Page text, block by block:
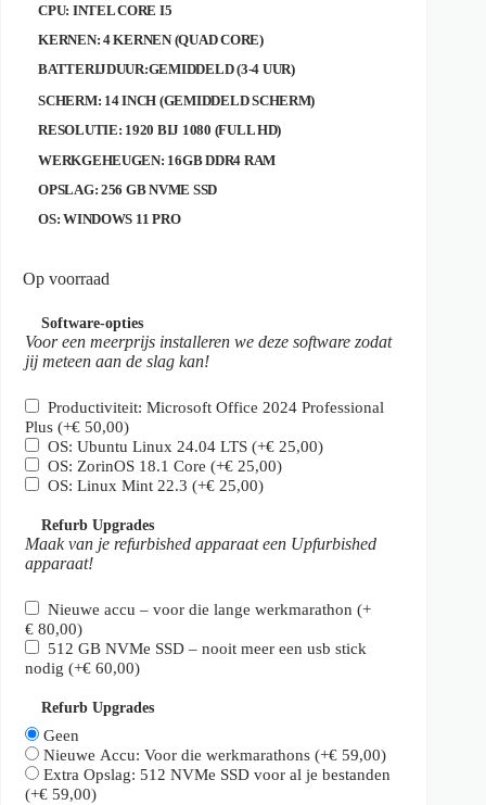
CPU: INTEL CORE I5
KERNEN: 4 KERNEN (QUAD CORE)
BATTERIJDUUR:GEMIDDELD (3-4 UUR)
SCHERM: 14 INCH (GEMIDDELD SCHERM)
RESOLUTIE: 1920 BIJ 1080 (FULL HD)
WERKGEHEUGEN: 16GB DDR4 RAM
OPSLAG: 256 GB NVME SSD
OS: WINDOWS 11 PRO
Op voorraad
Software-opties
Voor een meerprijs installeren we deze software zodat
jij meteen aan de slag kan!
Productiviteit: Microsoft Office 2024 Professional
Plus (+€ 50,00)
OS: Ubuntu Linux 24.04 LTS (+€ 25,00)
OS: ZorinOS 18.1 Core (+€ 25,00)
OS: Linux Mint 22.3 (+€ 25,00)
Refurb Upgrades
Maak van je refurbished apparaat een Upfurbished
apparaat!
Nieuwe accu – voor die lange werkmarathon (+
€ 80,00)
512 GB NVMe SSD – nooit meer een usb stick
nodig (+€ 60,00)
Refurb Upgrades
Geen
Nieuwe Accu: Voor die werkmarathons (+€ 59,00)
Extra Opslag: 512 NVMe SSD voor al je bestanden
(+€ 59,00)